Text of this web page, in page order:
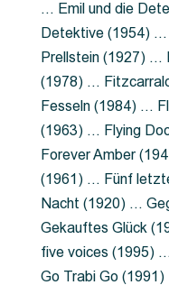
… Emil und die
Detektive (1954) …
Prellstein (1927) …
(1978) …
Fesseln (1984) …
(1963) … Flying
Forever Amber
(1961) … Fünf
Nacht (1920) …
Gekauftes Glück
five voices (1995)
Go Trabi Go